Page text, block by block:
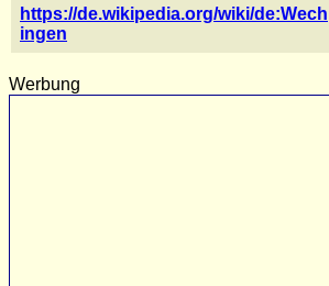
https://de.wikipedia.org/wiki/de:Wech
ingen
Werbung